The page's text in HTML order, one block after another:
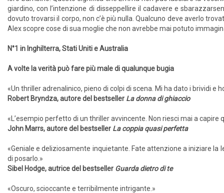
giardino, con l’intenzione di disseppellire il cadavere e
dovuto trovarsi il corpo, non c’è più nulla. Qualcuno deve averlo
Alex scopre cose di sua moglie che non avrebbe mai potuto
N°1 in Inghilterra, Stati Uniti e Australia
A volte la verità può fare più male di qualunque bugia
«Un thriller adrenalinico, pieno di colpi di scena. Mi ha dato i brividi e
Robert Bryndza, autore del bestseller La donna di ghiaccio
«L’esempio perfetto di un thriller avvincente. Non riesci mai a
John Marrs, autore del bestseller La coppia quasi perfetta
«Geniale e deliziosamente inquietante. Fate attenzione a iniziare
di posarlo.»
Sibel Hodge, autrice del bestseller Guarda dietro di te
«Oscuro, scioccante e terribilmente intrigante.»